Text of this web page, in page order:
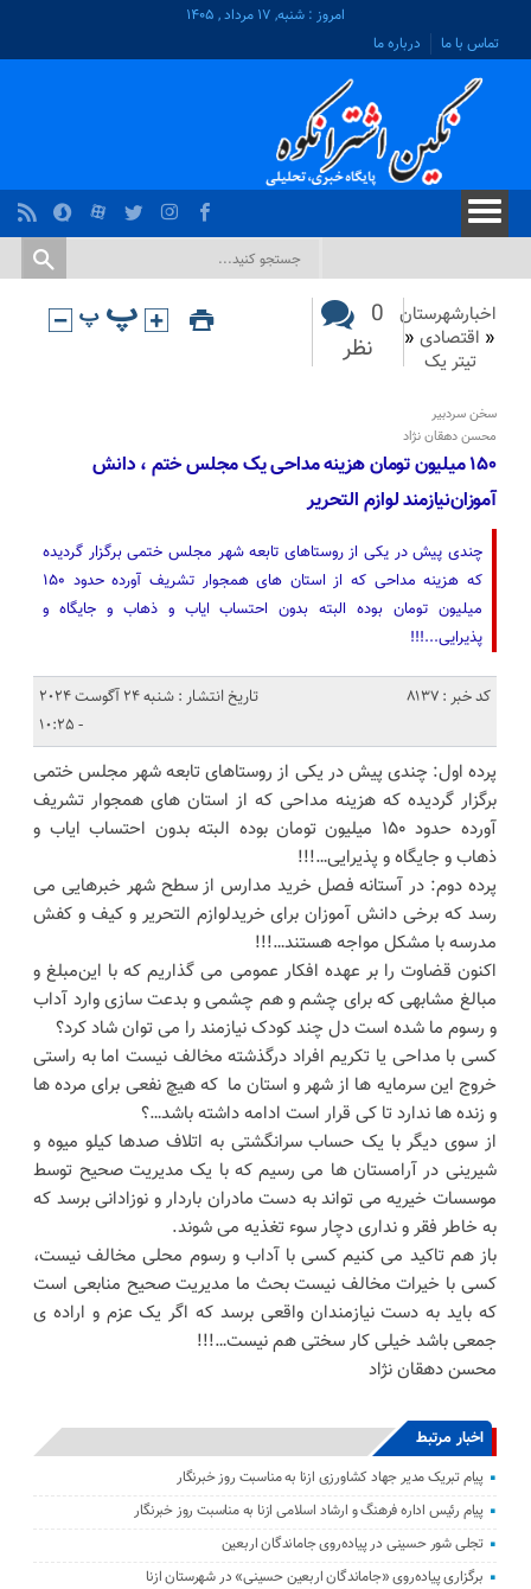
امروز : شنبه, ۱۷ مرداد , ۱۴۰۵
تماس با ما
درباره ما
اخبارشهرستان
« اقتصادی «
تیتر یک
0
نظر
سخن سردبیر
محسن دهقان نژاد
۱۵۰ میلیون تومان هزینه مداحی یک مجلس ختم ، دانش
آموزان‌نیازمند لوازم التحریر
چندی پیش در یکی از روستاهای تابعه شهر مجلس ختمی برگزار گردیده
که هزینه مداحی که از استان های همجوار تشریف آورده حدود ۱۵۰
میلیون تومان بوده البته بدون احتساب ایاب و ذهاب و جایگاه و
پذیرایی...!!!
کد خبر : 8137
تاریخ انتشار : شنبه 24 آگوست 2024
- 10:25
پرده اول: چندی پیش در یکی از روستاهای تابعه شهر مجلس ختمی
برگزار گردیده که هزینه مداحی که از استان های همجوار تشریف
آورده حدود ۱۵۰ میلیون تومان بوده البته بدون احتساب ایاب و
ذهاب و جایگاه و پذیرایی…!!!
پرده دوم: در آستانه فصل خرید مدارس از سطح شهر خبرهایی می
رسد که برخی دانش آموزان برای خریدلوازم التحریر و کیف و کفش
مدرسه با مشکل مواجه هستند…!!!
اکنون قضاوت را بر عهده افکار عمومی می گذاریم که با این‌مبلغ و
مبالغ مشابهی که برای چشم و هم چشمی و بدعت سازی وارد آداب
و رسوم‌ ما شده است دل چند کودک نیازمند را می توان شاد کرد؟
کسی با مداحی یا تکریم افراد درگذشته مخالف نیست اما به راستی
خروج این سرمایه ها از شهر و استان ما که هیچ نفعی برای مرده ها
و زنده ها ندارد تا کی قرار است ادامه داشته باشد…؟
از سوی دیگر با یک حساب سرانگشتی به اتلاف صدها کیلو میوه و
شیرینی در آرامستان ها می رسیم که با یک مدیریت صحیح توسط
موسسات خیریه می تواند به دست مادران باردار و نوزادانی برسد که
به خاطر فقر و نداری دچار سوء تغذیه می شوند.
باز هم تاکید می کنیم کسی با آداب و رسوم محلی مخالف نیست،
کسی با خیرات مخالف نیست بحث ما مدیریت صحیح منابعی است
که باید به دست نیازمندان واقعی برسد که اگر یک عزم و اراده ی
جمعی باشد خیلی کار سختی هم‌ نیست…!!!
محسن دهقان نژاد
اخبار مرتبط
پیام تبریک مدیر جهاد کشاورزی ازنا به مناسبت روز خبرنگار
پیام رئیس اداره فرهنگ و ارشاد اسلامی ازنا به مناسبت روز خبرنگار
تجلی شور حسینی در پیاده‌روی جاماندگان اربعین
برگزاری پیاده‌روی «جاماندگان اربعین حسینی» در شهرستان ازنا